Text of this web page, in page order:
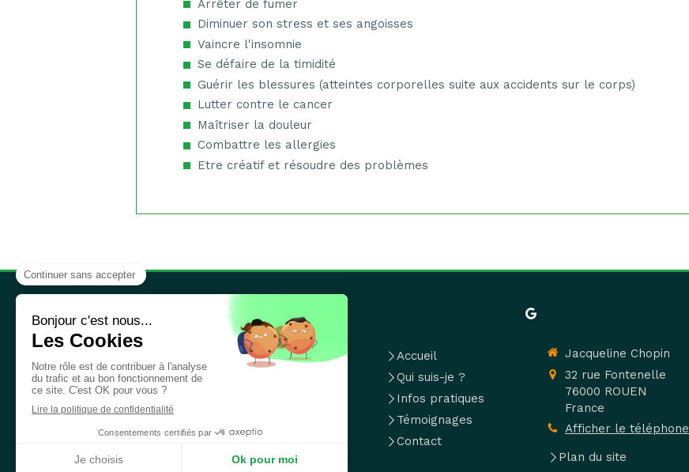
Arrêter de fumer
Diminuer son stress et ses angoisses
Vaincre l'insomnie
Se défaire de la timidité
Guérir les blessures (atteintes corporelles suite aux accidents sur le corps)
Lutter contre le cancer
Maîtriser la douleur
Combattre les allergies
Etre créatif et résoudre des problèmes
est spécialisée en
Thérapie Psycho-Corporelle & Hypnose,
E. F. T., Relaxation Evolutive, Respiration
Consciente, Visualisation Créatrice...
©2023 Jacqueline Chopin
Accueil
Qui suis-je ?
Infos pratiques
Témoignages
Contact
Jacqueline Chopin
32 rue Fontenelle
76000 ROUEN
France
Afficher le téléphone
Plan du site